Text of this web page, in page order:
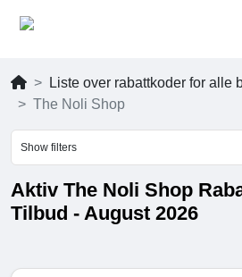
Liste over rabattkoder for alle
The Noli Shop
Show filters
Aktiv The Noli Shop
Tilbud - August 2026